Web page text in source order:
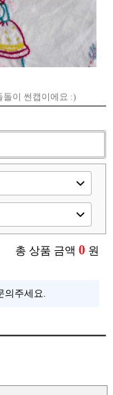
돌이 썬캡이에요 :)
총 상품 금액 0 원
의주세요.